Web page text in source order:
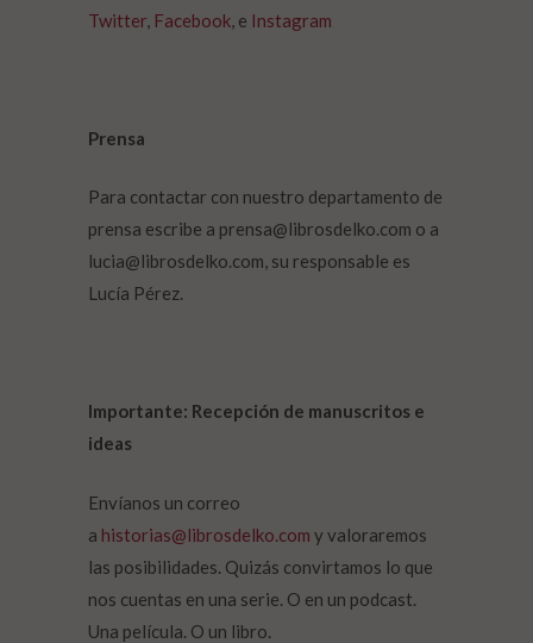
Twitter Facebook , e Instagram
Prensa
Para contactar con nuestro departamento de
prensa escribe a prensa@librosdelko.com o a
lucia@librosdelko.com, su responsable es
Lucía Pérez.
Importante: Recepción de manuscritos e
ideas
Envíanos un correo
a historias@librosdelko.com y valoraremos
las posibilidades. Quizás convirtamos lo que
nos cuentas en una serie. O en un podcast.
Una película. O un libro.